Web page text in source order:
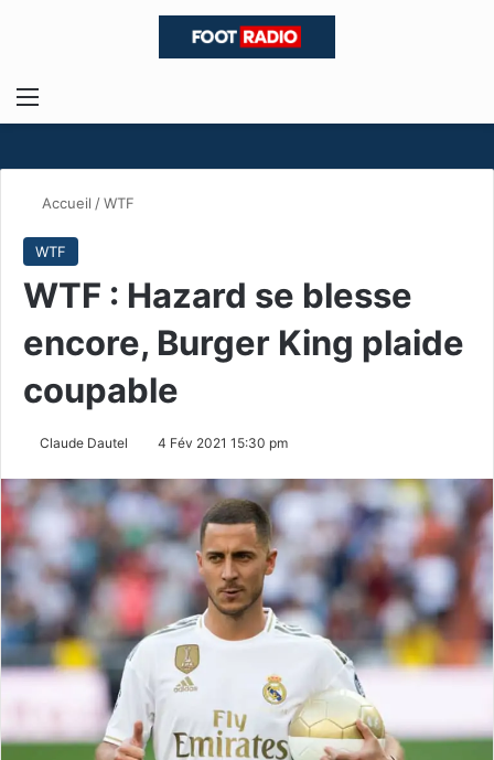
Menu
Accueil /WTF
WTF
WTF : Hazard se blesse
encore, Burger King plaide
coupable
Claude Dautel 4 Fév 2021 15:30 pm